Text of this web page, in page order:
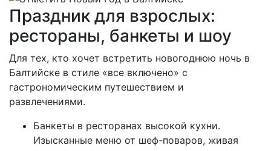
Праздник для взрослых:
рестораны, банкеты и шоу
Для тех, кто хочет встретить новогоднюю ночь в
Балтийске в стиле «все включено» с
гастрономическим путешествием и
развлечениями.
Банкеты в ресторанах высокой кухни.
Изысканные меню от шеф-поваров, живая